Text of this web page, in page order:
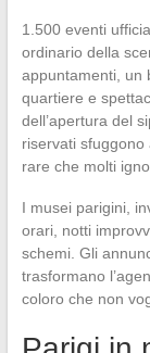
1.500 eventi
ordinario della
appuntamenti, un
quartiere e
dell’apertura del
riservati
rare che molti
I musei parigini,
orari, notti
schemi. Gli
trasformano
coloro che non